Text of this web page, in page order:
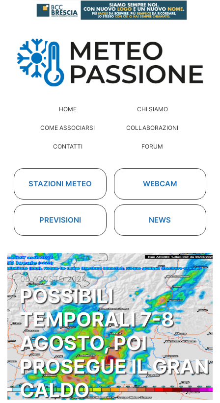
HOME CHI SIAMO
COME ASSOCIARSI COLLABORAZIONI
CONTATTI FORUM
STAZIONI METEO WEBCAM
PREVISIONI NEWS
06 AGOSTO 2024
POSSIBILI
TEMPORALI 7-8
AGOSTO, POI
PROSEGUE IL GRAN
CALDO